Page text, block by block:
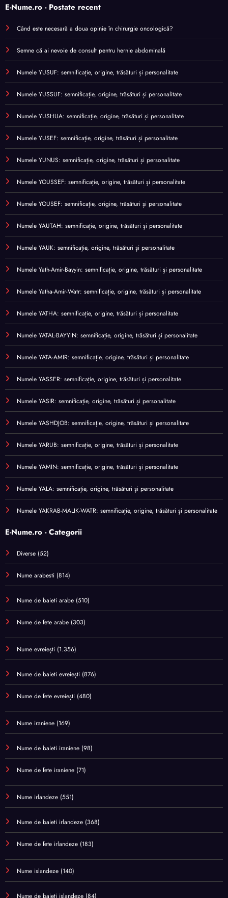
E-Nume.ro - Postate recent
Când este necesară a doua opinie în chirurgie oncologică?
Semne că ai nevoie de consult pentru hernie abdominală
Numele YUSUF: semnificație, origine, trăsături și personalitate
Numele YUSSUF: semnificație, origine, trăsături și personalitate
Numele YUSHUA: semnificație, origine, trăsături și personalitate
Numele YUSEF: semnificație, origine, trăsături și personalitate
Numele YUNUS: semnificație, origine, trăsături și personalitate
Numele YOUSSEF: semnificație, origine, trăsături și personalitate
Numele YOUSEF: semnificație, origine, trăsături și personalitate
Numele YAUTAH: semnificație, origine, trăsături și personalitate
Numele YAUK: semnificație, origine, trăsături și personalitate
Numele Yath-Amir-Bayyin: semnificație, origine, trăsături și personalitate
Numele Yatha-Amir-Watr: semnificație, origine, trăsături și personalitate
Numele YATHA: semnificație, origine, trăsături și personalitate
Numele YATAL-BAYYIN: semnificație, origine, trăsături și personalitate
Numele YATA-AMIR: semnificație, origine, trăsături și personalitate
Numele YASSER: semnificație, origine, trăsături și personalitate
Numele YASIR: semnificație, origine, trăsături și personalitate
Numele YASHDJOB: semnificație, origine, trăsături și personalitate
Numele YARUB: semnificație, origine, trăsături și personalitate
Numele YAMIN: semnificație, origine, trăsături și personalitate
Numele YALA: semnificație, origine, trăsături și personalitate
Numele YAKRAB-MALIK-WATR: semnificație, origine, trăsături și personalitate
E-Nume.ro - Categorii
Diverse (52)
Nume arabesti (814)
Nume de baieti arabe (510)
Nume de fete arabe (303)
Nume evreiești (1.356)
Nume de baieti evreiești (876)
Nume de fete evreiești (480)
Nume iraniene (169)
Nume de baieti iraniene (98)
Nume de fete iraniene (71)
Nume irlandeze (551)
Nume de baieti irlandeze (368)
Nume de fete irlandeze (183)
Nume islandeze (140)
Nume de baieti islandeze (84)